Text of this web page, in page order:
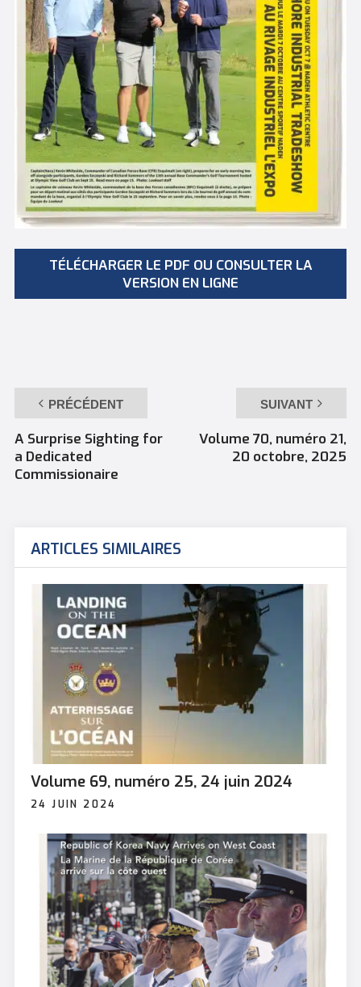
TÉLÉCHARGER LE PDF OU CONSULTER LA
VERSION EN LIGNE
PRÉCÉDENT
A Surprise Sighting for
a Dedicated
Commissionaire
SUIVANT
Volume 70, numéro 21,
20 octobre, 2025
ARTICLES SIMILAIRES
Volume 69, numéro 25, 24 juin 2024
24 JUIN 2024